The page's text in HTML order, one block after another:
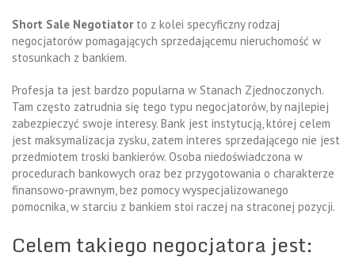
Short Sale Negotiator to z kolei specyficzny rodzaj
negocjatorów pomagających sprzedającemu nieruchomość w
stosunkach z bankiem.
Profesja ta jest bardzo popularna w Stanach Zjednoczonych.
Tam często zatrudnia się tego typu negocjatorów, by najlepiej
zabezpieczyć swoje interesy. Bank jest instytucją, której celem
jest maksymalizacja zysku, zatem interes sprzedającego nie jest
przedmiotem troski bankierów. Osoba niedoświadczona w
procedurach bankowych oraz bez przygotowania o charakterze
finansowo-prawnym, bez pomocy wyspecjalizowanego
pomocnika, w starciu z bankiem stoi raczej na straconej pozycji.
Celem takiego negocjatora jest: